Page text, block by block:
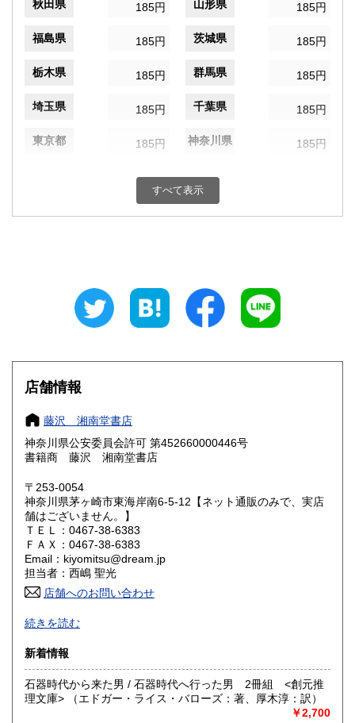
秋田県 185円 山形県 185円
福島県 185円 茨城県 185円
栃木県 185円 群馬県 185円
埼玉県 185円 千葉県 185円
東京都 185円 神奈川県 185円
185円 富山県
185円 三重県
大阪府
奈良県
鳥取県 185円 島根県
岡山県
山口県
香川県 185円
高知県 185円
佐賀県
熊本県
宮崎県 185円 鹿児島県 185円
すべて表示
店舗情報
藤沢 湘南堂書店
神奈川県公安委員会許可 第452660000446号
書籍商 藤沢 湘南堂書店
〒253-0054
神奈川県茅ヶ崎市東海岸南6-5-12【ネット通販のみで、実店
舗はございません。】
ＴＥＬ：0467-38-6383
ＦＡＸ：0467-38-6383
Email：kiyomitsu@dream.jp
担当者：西嶋 聖光
店舗へのお問い合わせ
良書・古書とサブカルチャーの陰と陽。国史・軍事・宗教・
文芸・芸能・美術・工芸・趣味書より、CD・DVD・古書漫
の新旧書籍とおもちゃ混在乱舞のちらし寿司書店。江戸のト
ッピングもあります。
沿線名：東海道線
続きを読む
新着情報
石器時代から来た男 / 石器時代へ行った男 2冊組 <創元推
理文庫> （エドガー・ライス・バローズ：著、厚木淳：訳）
￥2,700